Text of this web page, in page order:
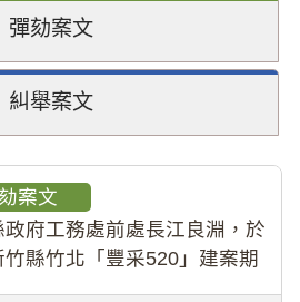
彈劾案文
糾舉案文
案文
政府工務處前處長江良淵，於
竹縣竹北「豐采520」建案期